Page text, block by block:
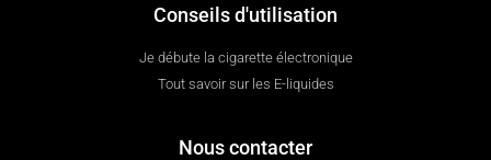
Conseils d'utilisation
Je débute la cigarette électronique
Tout savoir sur les E-liquides
Nous contacter